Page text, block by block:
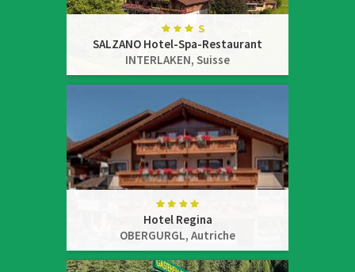
SALZANO Hotel-Spa-Restaurant
INTERLAKEN, Suisse
Hotel Regina
OBERGURGL, Autriche